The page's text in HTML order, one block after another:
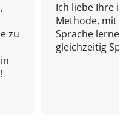
zu
Ich liebe Ihre
Methode, mit
Sprache
gleichzeitig